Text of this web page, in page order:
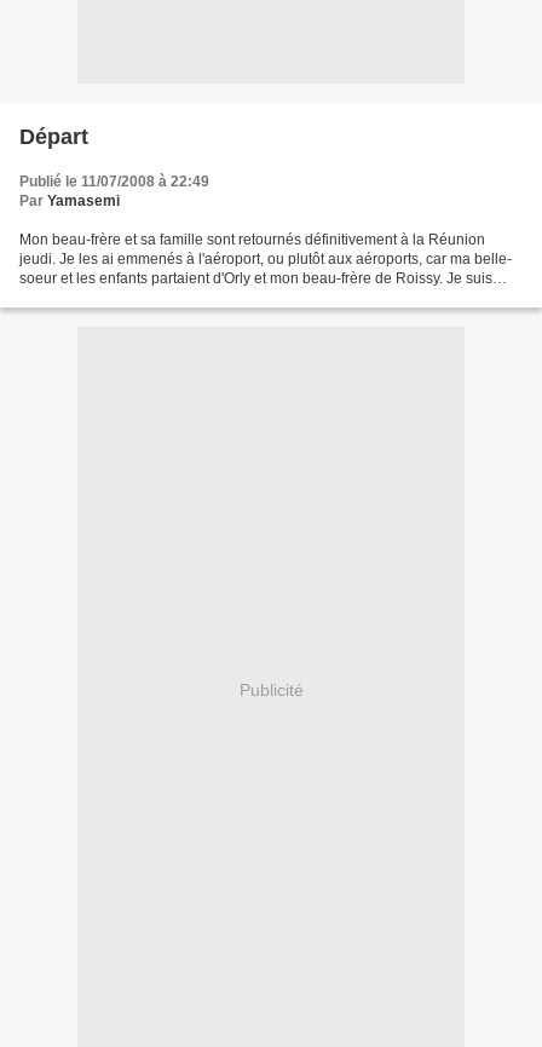
Départ
Publié le 11/07/2008 à 22:49
Par Yamasemi
Mon beau-frère et sa famille sont retournés définitivement à la Réunion
jeudi. Je les ai emmenés à l'aéroport, ou plutôt aux aéroports, car ma belle-
soeur et les enfants partaient d'Orly et mon beau-frère de Roissy. Je suis
Publicité